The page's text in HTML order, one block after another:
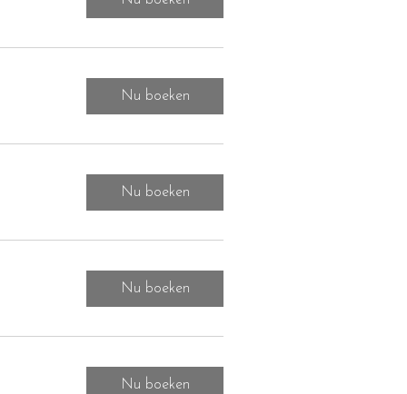
Nu boeken
Nu boeken
Nu boeken
Nu boeken